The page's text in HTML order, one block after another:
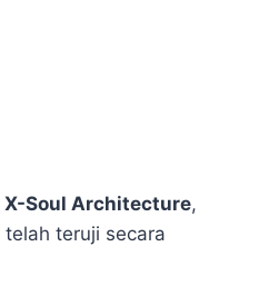
X-Soul Architecture,
telah teruji secara